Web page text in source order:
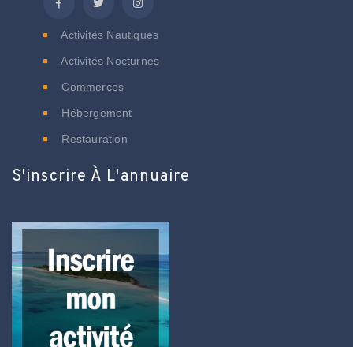
Activités Nautiques
Activités Nocturnes
Commerces
Hébergement
Restauration
S'inscrire À L'annuaire